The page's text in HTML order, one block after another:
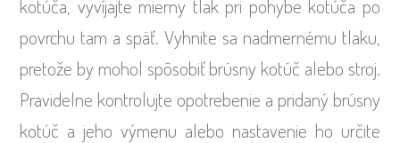
kotúča, vyvíjajte mierny tlak pri pohybe kotúča po
povrchu tam a späť. Vyhnite sa nadmernému tlaku,
pretože by mohol spôsobiť brúsny kotúč alebo stroj.
Pravidelne kontrolujte opotrebenie a pridaný brúsny
kotúč a jeho výmenu alebo nastavenie ho určite